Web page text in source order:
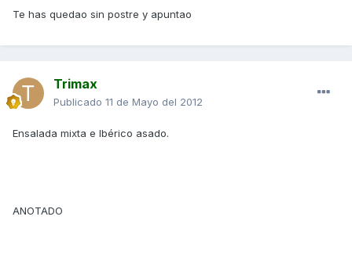
Te has quedao sin postre y apuntao
Trimax
Publicado 11 de Mayo del 2012
Ensalada mixta e Ibérico asado.
ANOTADO